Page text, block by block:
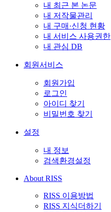
내 최근 본 논문
내 저작물관리
내 구매·신청 현황
내 서비스 사용권한
내 관심 DB
회원서비스
회원가입
로그인
아이디 찾기
비밀번호 찾기
설정
내 정보
검색환경설정
About RISS
RISS 이용방법
RISS 지식더하기